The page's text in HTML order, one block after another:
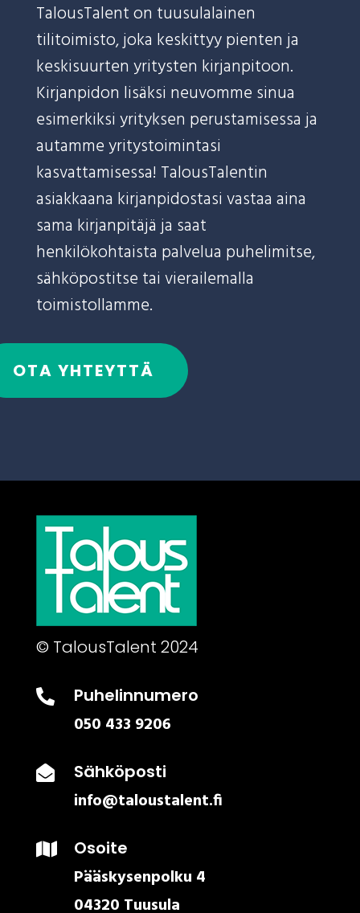
TalousTalent on tuusulalainen
tilitoimisto, joka keskittyy pienten ja
keskisuurten yritysten kirjanpitoon.
Kirjanpidon lisäksi neuvomme sinua
esimerkiksi yrityksen perustamisessa ja
autamme yritystoimintasi
kasvattamisessa! TalousTalentin
asiakkaana kirjanpidostasi vastaa aina
sama kirjanpitäjä ja saat
henkilökohtaista palvelua puhelimitse,
sähköpostitse tai vierailemalla
toimistollamme.
OTA YHTEYTTÄ
© TalousTalent 2024
 Puhelinnumero
050 433 9206
 Sähköposti
info@taloustalent.fi
 Osoite
Pääskysenpolku 4
04320 Tuusula